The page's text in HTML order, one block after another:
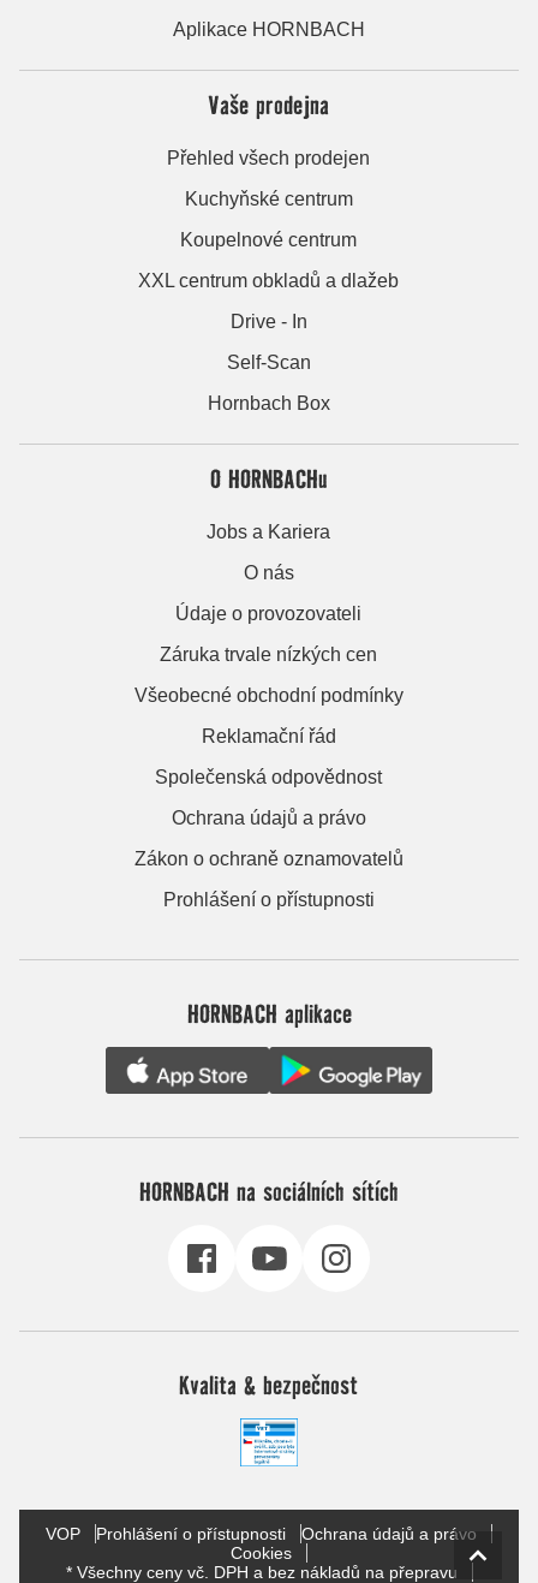
Aplikace HORNBACH
Vaše prodejna
Přehled všech prodejen
Kuchyňské centrum
Koupelnové centrum
XXL centrum obkladů a dlažeb
Drive - In
Self-Scan
Hornbach Box
O HORNBACHu
Jobs a Kariera
O nás
Údaje o provozovateli
Záruka trvale nízkých cen
Všeobecné obchodní podmínky
Reklamační řád
Společenská odpovědnost
Ochrana údajů a právo
Zákon o ochraně oznamovatelů
Prohlášení o přístupnosti
HORNBACH aplikace
HORNBACH na sociálních sítích
Kvalita & bezpečnost
VOP Prohlášení o přístupnosti
Ochrana údajů a právo
Cookies
* Všechny ceny vč. DPH a bez nákladů na přepravu